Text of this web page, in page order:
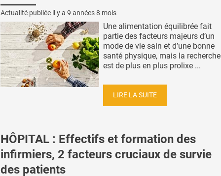
Actualité publiée il y a 9 années 8 mois
Une alimentation équilibrée fait
partie des facteurs majeurs d’un
mode de vie sain et d’une bonne
santé physique, mais la recherche
est de plus en plus prolixe ...
LIRE LA SUITE
HÔPITAL : Effectifs et formation des
infirmiers, 2 facteurs cruciaux de survie
des patients